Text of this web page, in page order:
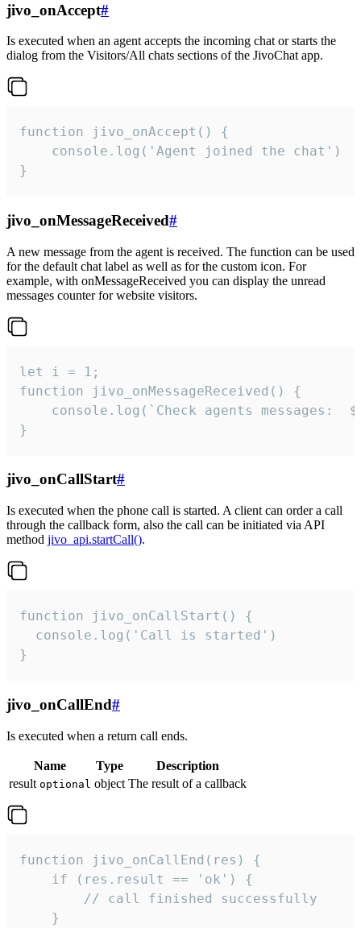
jivo_onAccept#
Is executed when an agent accepts the incoming chat or starts the
dialog from the Visitors/All chats sections of the JivoChat app.
function jivo_onAccept() {
}
jivo_onMessageReceived#
A new message from the agent is received. The function can be used
for the default chat label as well as for the custom icon. For
example, with onMessageReceived you can display the unread
messages counter for website visitors.
let i = 1;
function jivo_onMessageReceived() {
}
jivo_onCallStart#
Is executed when the phone call is started. A client can order a call
through the callback form, also the call can be initiated via API
method jivo_api.startCall().
function jivo_onCallStart() {
  console.log('Call is started')
}
jivo_onCallEnd#
Is executed when a return call ends.
Name Type
Description
result optional object The result of a callback
function jivo_onCallEnd(res) {
    if (res.result == 'ok') {
        // call finished successfully
    }